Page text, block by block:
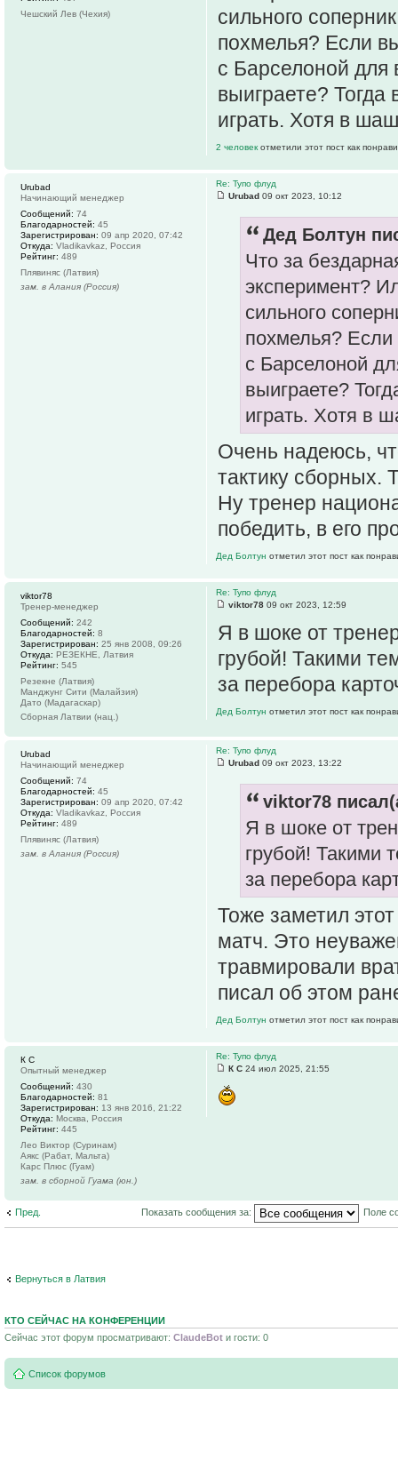
сильного
похмелья? Если
с Барселоной для
выиграете?
играть. Хотя в
2 человек отметили этот пост как
Чешский Лев (Чехия)
Re: Тупо флуд
Urubad 09 окт 2023, 10:12
Дед Болтун
Что за
эксперимент?
сильного
похмелья? Если
с Барселоной
выиграете?
играть. Хотя в
Очень надеюсь,
тактику сборных.
Ну тренер
победить, в его
Дед Болтун отметил этот пост как
Urubad
Начинающий менеджер
Сообщений: 74
Благодарностей: 45
Зарегистрирован: 09 апр 2020, 07:42
Откуда: Vladikavkaz, Россия
Рейтинг: 489
Плявиняс (Латвия)
зам. в Алания (Россия)
Re: Тупо флуд
viktor78 09 окт 2023, 12:59
Я в шоке от
грубой! Такими
за перебора
Дед Болтун отметил этот пост как
viktor78
Тренер-менеджер
Сообщений: 242
Благодарностей: 8
Зарегистрирован: 25 янв 2008, 09:26
Откуда: РЕЗЕКНЕ, Латвия
Рейтинг: 545
Резекне (Латвия)
Манджунг Сити (Малайзия)
Дато (Мадагаскар)
Сборная Латвии (нац.)
Re: Тупо флуд
Urubad 09 окт 2023, 13:22
viktor78
Я в шоке от
грубой! Такими
за перебора
Тоже заметил
матч. Это
травмировали
писал об этом
Дед Болтун отметил этот пост как
Urubad
Начинающий менеджер
Сообщений: 74
Благодарностей: 45
Зарегистрирован: 09 апр 2020, 07:42
Откуда: Vladikavkaz, Россия
Рейтинг: 489
Плявиняс (Латвия)
зам. в Алания (Россия)
Re: Тупо флуд
К С 24 июл 2025, 21:55
К С
Опытный менеджер
Сообщений: 430
Благодарностей: 81
Зарегистрирован: 13 янв 2016, 21:22
Откуда: Москва, Россия
Рейтинг: 445
Лео Виктор (Суринам)
Аякс (Рабат, Мальта)
Карс Плюс (Гуам)
зам. в сборной Гуама (юн.)
Пред. Показать сообщения за: Поле
Вернуться в Латвия
КТО СЕЙЧАС НА КОНФЕРЕНЦИИ
Сейчас этот форум просматривают: ClaudeBot и гости: 0
Список форумов